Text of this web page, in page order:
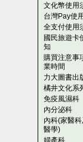
文化幣使用
台灣Pay使
全支付使用
國民旅遊卡
知
購買注意事
業時間
力大圖書出
橘井文化系
免疫風濕科
內分泌科
內科(家醫
醫學)
婦產科